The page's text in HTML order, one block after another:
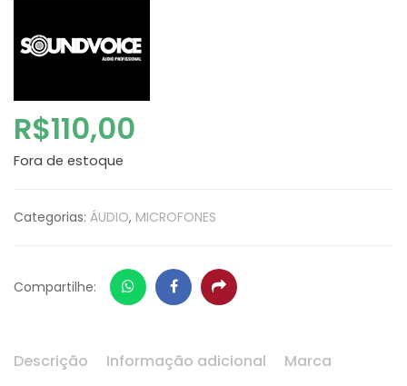
R$110,00
Fora de estoque
Categorias: ÁUDIO, MICROFONES
Compartilhe: WhatsappFacebookShare
Descrição Informação adicional Marca